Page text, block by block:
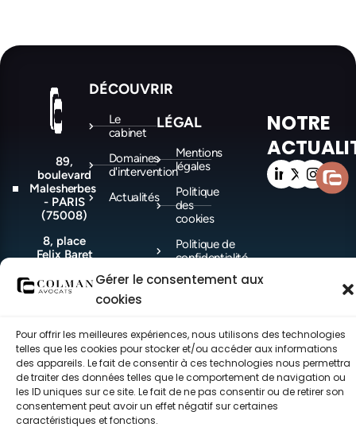
Gérer le consentement aux
cookies
Pour offrir les meilleures expériences, nous utilisons des technologies
telles que les cookies pour stocker et/ou accéder aux informations
des appareils. Le fait de consentir à ces technologies nous permettra
de traiter des données telles que le comportement de navigation ou
les ID uniques sur ce site. Le fait de ne pas consentir ou de retirer son
consentement peut avoir un effet négatif sur certaines
caractéristiques et fonctions.
89,
boulevard
Malesherbes
- PARIS
(75008)
8, place
Felix Baret
MARSEILLE
(13006)
DÉCOUVRIR
Le
cabinet
Domaines
d'intervention
Actualités
LÉGAL
Mentions
légales
Politique
des
cookies
Politique de
confidentialité
NOTRE
©COLMAN Avocats 2021-2026 – Tous droits réservés – made with ♥ by
CEC.